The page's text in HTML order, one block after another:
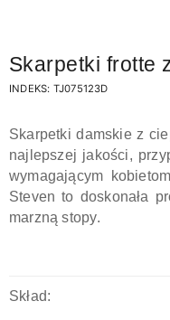
Skarpetki frotte
INDEKS: TJ075123D
Skarpetki damskie z
najlepszej jakości,
wymagającym
Steven to doskonała
marzną stopy.
Skład: